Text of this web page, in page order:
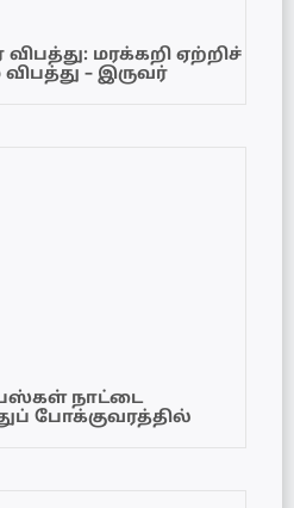
மரக்கறி ஏற்றிச்
– இருவர்
பஸ்கள் நாட்டை
போக்குவரத்தில்